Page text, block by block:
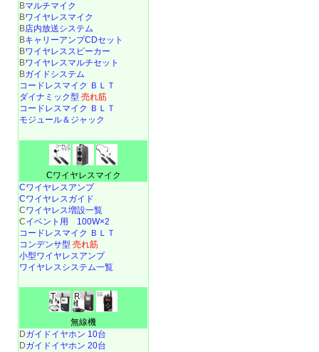
Bマルチマイク
Bワイヤレスマイク
B店内放送システム
BキャリーアンプCDセット
Bワイヤレススピーカー
Bワイヤレスマルチセット
Bガイドシステム
コードレスマイク ＢＬＴ
ダイナミック型 売れ筋
コードレスマイク ＢＬＴ
モジュール＆ジャック
Cワイヤレスマイク
Cワイヤレスアンプ
Cワイヤレスガイド
Cワイヤレス増設一覧
Cイベント用 100W×2
コードレスマイク ＢＬＴ
コンデンサ型 売れ筋
小型ワイヤレスアンプ
ワイヤレスシステム一覧
無線機
Dガイドイヤホン 10台
Dガイドイヤホン 20台